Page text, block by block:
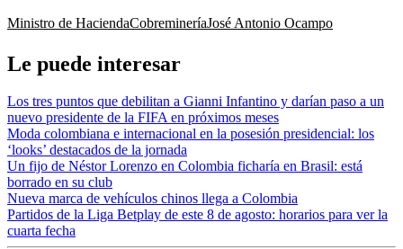
Ministro de HaciendaCobremineríaJosé Antonio Ocampo
Le puede interesar
Los tres puntos que debilitan a Gianni Infantino y darían paso a un
nuevo presidente de la FIFA en próximos meses
Moda colombiana e internacional en la posesión presidencial: los
‘looks’ destacados de la jornada
Un fijo de Néstor Lorenzo en Colombia ficharía en Brasil: está
borrado en su club
Nueva marca de vehículos chinos llega a Colombia
Partidos de la Liga Betplay de este 8 de agosto: horarios para ver la
cuarta fecha